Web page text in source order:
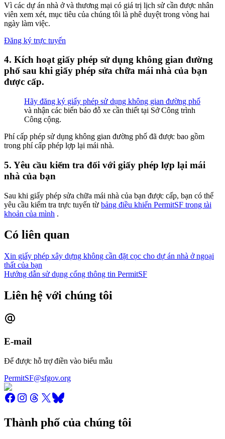
Vì các dự án nhà ở và thương mại có giá trị lịch sử cần được nhân
viên xem xét, mục tiêu của chúng tôi là phê duyệt trong vòng hai
ngày làm việc.
Đăng ký trực tuyến
4. Kích hoạt giấy phép sử dụng không gian đường
phố sau khi giấy phép sửa chữa mái nhà của bạn
được cấp.
Hãy đăng ký giấy phép sử dụng không gian đường phố
và nhận các biển báo đỗ xe cần thiết tại Sở Công trình
Công cộng.
Phí cấp phép sử dụng không gian đường phố đã được bao gồm
trong phí cấp phép lợp lại mái nhà.
5. Yêu cầu kiểm tra đối với giấy phép lợp lại mái
nhà của bạn
Sau khi giấy phép sửa chữa mái nhà của bạn được cấp, bạn có thể
yêu cầu kiểm tra trực tuyến từ bảng điều khiển PermitSF trong tài
khoản của mình .
Có liên quan
Xin giấy phép xây dựng không cần đặt cọc cho dự án nhà ở ngoại
thất của bạn
Hướng dẫn sử dụng cổng thông tin PermitSF
Liên hệ với chúng tôi
E-mail
Để được hỗ trợ điền vào biểu mẫu
PermitSF@sfgov.org
Thành phố của chúng tôi